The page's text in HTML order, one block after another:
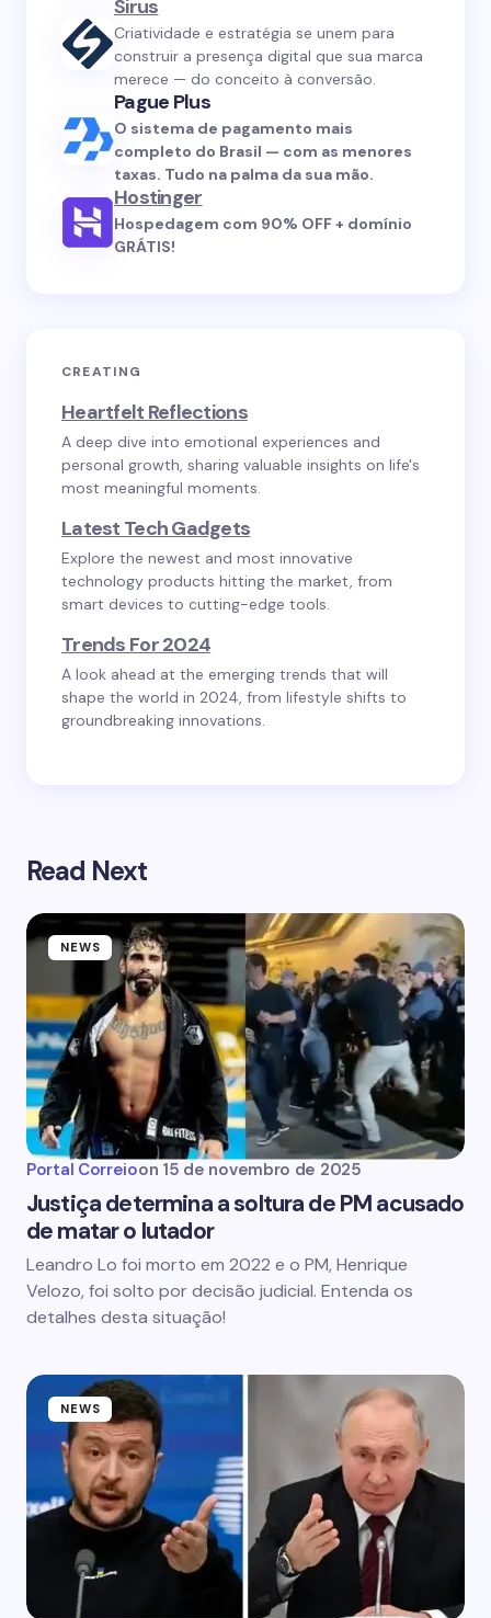
Sirus
Criatividade e estratégia se unem para
construir a presença digital que sua marca
merece — do conceito à conversão.
Pague Plus
O sistema de pagamento mais
completo do Brasil — com as menores
taxas. Tudo na palma da sua mão.
Hostinger
Hospedagem com 90% OFF + domínio
GRÁTIS!
CREATING
Heartfelt Reflections
A deep dive into emotional experiences and
personal growth, sharing valuable insights on life's
most meaningful moments.
Latest Tech Gadgets
Explore the newest and most innovative
technology products hitting the market, from
smart devices to cutting-edge tools.
Trends For 2024
A look ahead at the emerging trends that will
shape the world in 2024, from lifestyle shifts to
groundbreaking innovations.
Read Next
NEWS
Portal Correioon 15 de novembro de 2025
Justiça determina a soltura de PM acusado
de matar o lutador
Leandro Lo foi morto em 2022 e o PM, Henrique
Velozo, foi solto por decisão judicial. Entenda os
detalhes desta situação!
NEWS